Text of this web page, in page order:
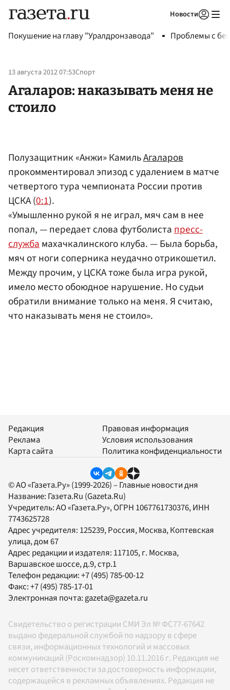
Новости
Покушение на главу "Уралдронзавода" Проблемы с
13 августа 2012 07:53Спорт
Агаларов: наказывать меня не
стоило
Полузащитник «Анжи» КамильАгаларов
прокомментировал эпизод с удалением в матче
четвертого тура чемпионата России против
ЦСКА (0:1).
«Умышленно рукой я не играл, мяч сам в нее
попал, — передает слова футболистапресс-
службамахачкалинского клуба. — Была борьба,
мяч от ноги соперника неудачно отрикошетил.
Между прочим, у ЦСКА тоже была игра рукой,
имело место обоюдное нарушение. Но судьи
обратили внимание только на меня. Я считаю,
что наказывать меня не стоило».
Редакция
Реклама
Карта сайта
Правовая информация
Условия использования
Политика конфиденциальности
© АО «Газета.Ру» (1999-2026) – Главные новости дня
Название: Газета.Ru (Gazeta.Ru)
Учредитель:АО «Газета.Ру», ОГРН 1067761730376, ИНН
7743625728
Адрес учредителя: 125239, Россия, Москва, Коптевская
улица, дом 67
Адрес редакции и издателя: 117105, г. Москва,
Варшавское шоссе, д.9, стр.1
Телефон редакции:+7 (495) 785-00-12
Факс:+7 (495) 785-17-01
Электронная почта:gazeta@gazeta.ru
Свидетельство о регистрации СМИ Эл № ФС77-67642
выдано федеральной службой по надзору в сфере
связи, информационных технологий и массовых
коммуникаций (Роскомнадзор) 10.11.2016 г. Редакция не
несет ответственности за достоверность информации,
содержащейся в рекламных объявлениях. Редакция не